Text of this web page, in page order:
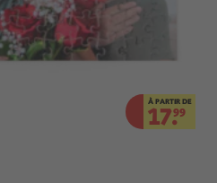
À PARTIR DE
17.99